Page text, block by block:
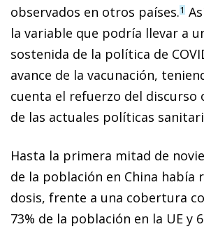
observados en otros países.1
la variable que podría llevar a
sostenida de la política de
avance de la vacunación,
cuenta el refuerzo del discurso
de las actuales políticas
Hasta la primera mitad de
de la población en China había
dosis, frente a una cobertura
73% de la población en la UE y